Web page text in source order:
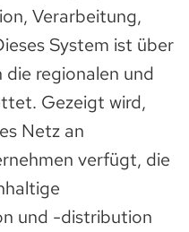
Verarbeitung,
System ist über
regionalen und
Gezeigt wird,
Netz an
verfügt, die
und -distribution